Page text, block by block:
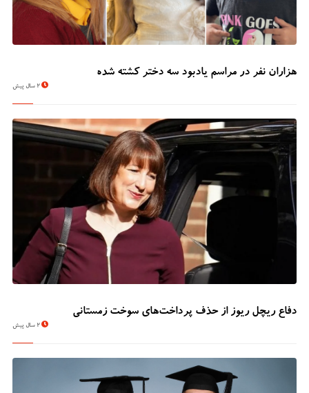
هزاران نفر در مراسم یادبود سه دختر کشته شده
2 سال پیش
دفاع ریچل ریوز از حذف پرداخت‌های سوخت زمستانی
2 سال پیش